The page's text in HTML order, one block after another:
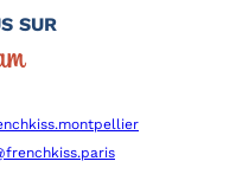
SUR